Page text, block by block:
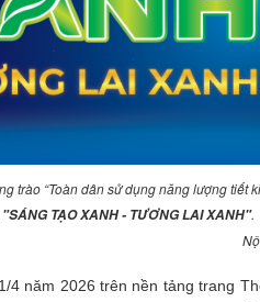
trào “Toàn dân sử dụng năng lượng
"SÁNG TẠO XANH - TƯƠNG LAI XANH".
4 năm 2026 trên nền tảng trang